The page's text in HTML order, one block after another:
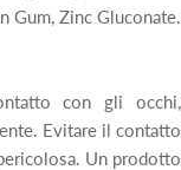
Gum, Zinc Gluconate.
con gli occhi,
Evitare il contatto
Un prodotto